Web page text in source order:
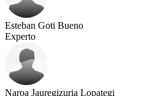
Esteban Goti Bueno
Experto
Naroa Jauregizuria Lopategi